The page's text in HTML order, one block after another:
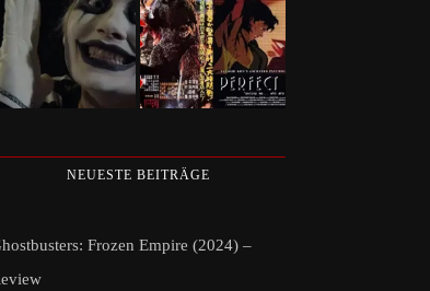
NEUESTE BEITRÄGE
Frozen Empire (2024) –